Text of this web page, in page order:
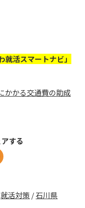
活スマートナビ」
かかる交通費の助成
する
就活対策 /石川県